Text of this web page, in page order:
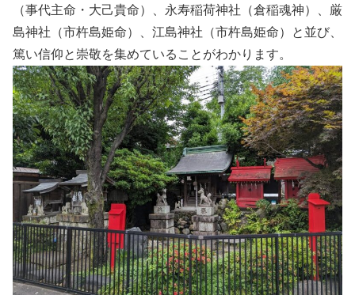
（事代主命・大己貴命）、永寿稲荷神社（倉稲魂神）、厳
島神社（市杵島姫命）、江島神社（市杵島姫命）と並び、
篤い信仰と崇敬を集めていることがわかります。